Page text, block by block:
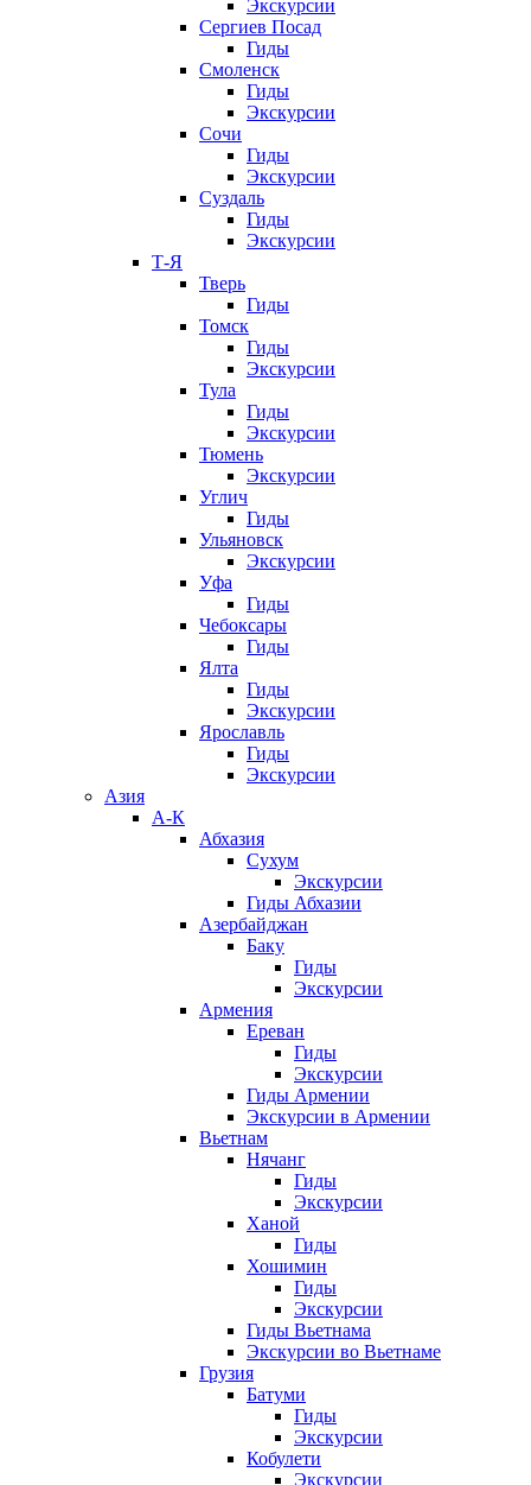
Экскурсии
Сергиев Посад
Гиды
Смоленск
Гиды
Экскурсии
Сочи
Гиды
Экскурсии
Суздаль
Гиды
Экскурсии
Т-Я
Тверь
Гиды
Томск
Гиды
Экскурсии
Тула
Гиды
Экскурсии
Тюмень
Экскурсии
Углич
Гиды
Ульяновск
Экскурсии
Уфа
Гиды
Чебоксары
Гиды
Ялта
Гиды
Экскурсии
Ярославль
Гиды
Экскурсии
Азия
А-К
Абхазия
Сухум
Экскурсии
Гиды Абхазии
Азербайджан
Баку
Гиды
Экскурсии
Армения
Ереван
Гиды
Экскурсии
Гиды Армении
Экскурсии в Армении
Вьетнам
Нячанг
Гиды
Экскурсии
Ханой
Гиды
Хошимин
Гиды
Экскурсии
Гиды Вьетнама
Экскурсии во Вьетнаме
Грузия
Батуми
Гиды
Экскурсии
Кобулети
Экскурсии